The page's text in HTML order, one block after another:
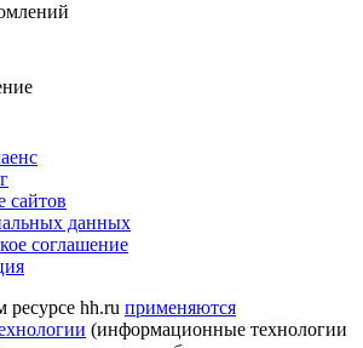
сайтов
данных
соглашение
hh.ru применяются
(информационные технологии